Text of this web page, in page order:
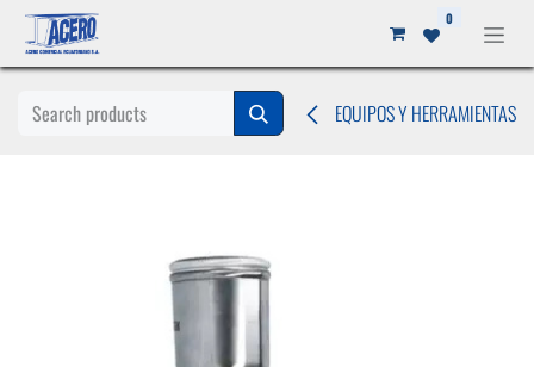
Ir al contenido 0
EQUIPOS Y HERRAMIENTAS